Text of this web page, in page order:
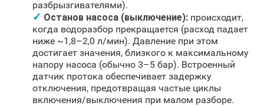
разбрызгивателями).
Останов насоса (выключение): происходит,
когда водоразбор прекращается (расход падает
ниже ~1,8–2,0 л/мин). Давление при этом
достигает значения, близкого к максимальному
напору насоса (обычно 3–5 бар). Встроенный
датчик протока обеспечивает задержку
отключения, предотвращая частые циклы
включения/выключения при малом разборе.